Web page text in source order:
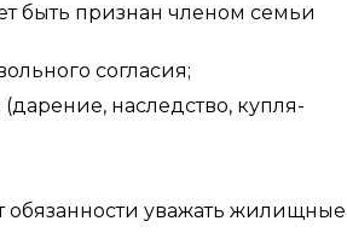
быть признан членом семьи
согласия;
наследство, купля-
обязанности уважать жилищные